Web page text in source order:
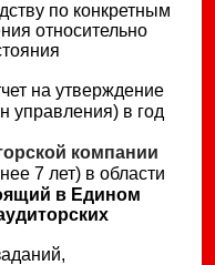
по конкретным
относительно
на утверждение
управления) в год
компании
7 лет) в области
в Едином